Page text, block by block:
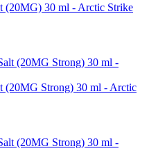
(20MG) 30 ml - Arctic Strike
Strong) 30 ml - Arctic